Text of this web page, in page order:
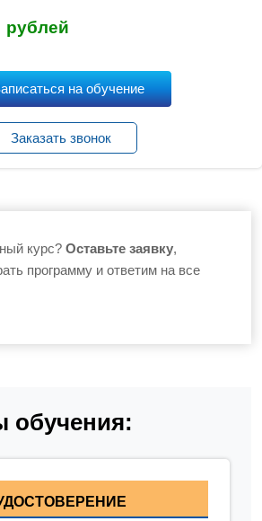
рублей
на обучение
Заказать звонок
курс? Оставьте заявку,
программу и ответим на все
обучения: